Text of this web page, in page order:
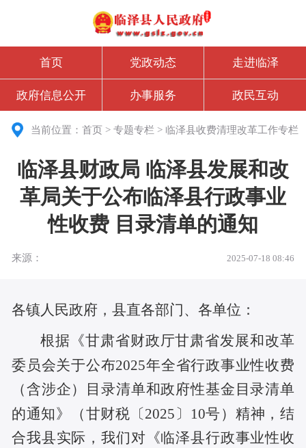
首页 党政动态 走进临泽
政府信息公开 办事服务 政民互动
当前位置：首页 >专题专栏 > 临泽县收费清理改革工作专栏
临泽县财政局 临泽县发展和改
革局关于公布临泽县行政事业
性收费 目录清单的通知
来源： 2025-07-18 08:46
各镇人民政府，县直各部门、各单位 ：
根据《甘肃省财政厅甘肃省发展和改革
委员会关于公布2025年全省行政事业性收费
（含涉企）
目录清单和政府性基金 目录清单
的通知》（甘财税〔2025 〕 10号）精神，结
合我县实际，我们对《临泽县行政事业性收